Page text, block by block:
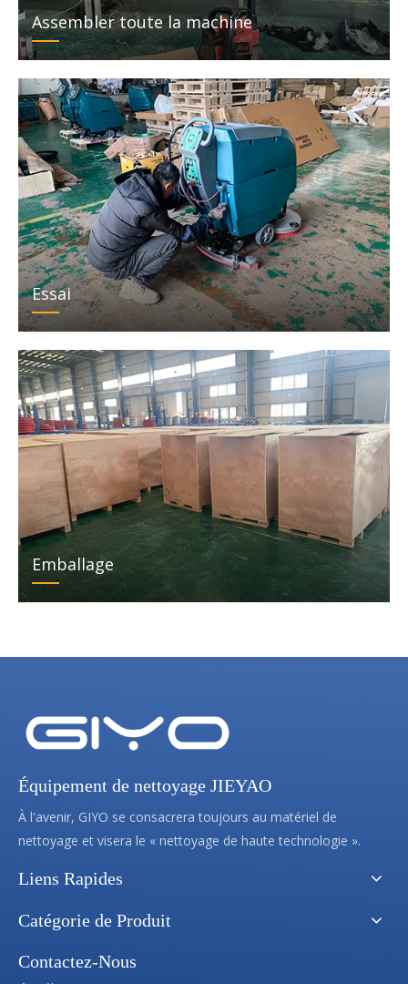
Assembler toute la machine
Essai
Emballage
Équipement de nettoyage JIEYAO
À l'avenir, GIYO se consacrera toujours au matériel de
nettoyage et visera le « nettoyage de haute technologie ».
Liens Rapides
Catégorie de Produit
Contactez-Nous